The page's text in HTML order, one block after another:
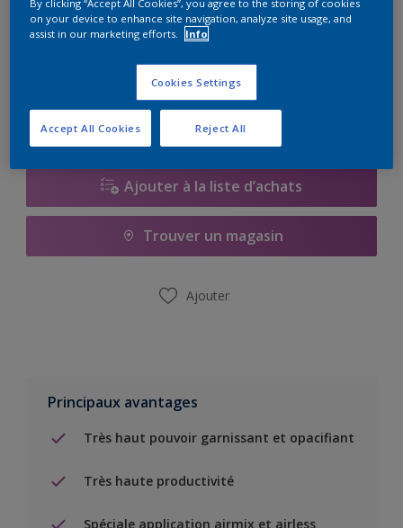
Quantité Calculateur de peinture
Ajouter à la liste d’achats
Trouver un magasin
Ajouter
Principaux avantages
Très haut pouvoir garnissant et opacifiant
Très haute productivité
Spéciale application airmix et airless
By clicking “Accept All Cookies”, you agree to the storing of cookies
on your device to enhance site navigation, analyze site usage, and
assist in our marketing efforts.
Info
Cookies Settings
Reject All
Accept All Cookies